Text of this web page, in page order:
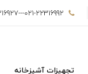
021-22316992---021-22316927
تجهیزات آشپزخانه